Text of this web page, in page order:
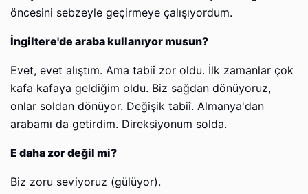
öncesini sebzeyle geçirmeye çalışıyordum.
İngiltere'de araba kullanıyor musun?
Evet, evet alıştım. Ama tabiî zor oldu. İlk zamanlar çok
kafa kafaya geldiğim oldu. Biz sağdan dönüyoruz,
onlar soldan dönüyor. Değişik tabiî. Almanya'dan
arabamı da getirdim. Direksiyonum solda.
E daha zor değil mi?
Biz zoru seviyoruz (gülüyor).